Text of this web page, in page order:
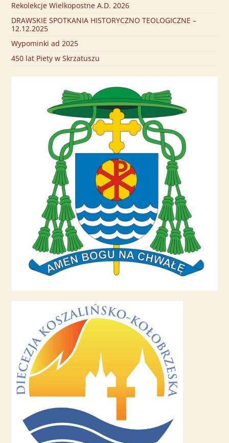
Rekolekcje Wielkopostne A.D. 2026
DRAWSKIE SPOTKANIA HISTORYCZNO TEOLOGICZNE –
12.12.2025
Wypominki ad 2025
450 lat Piety w Skrzatuszu